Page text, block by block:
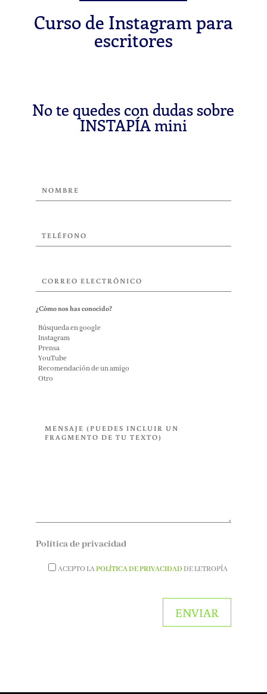
Curso de Instagram para
escritores
No te quedes con dudas sobre
INSTAPÍA mini
¿Cómo nos has conocido?
Política de privacidad
ACEPTO LAPOLÍTICA DE PRIVACIDAD DE LETROPÍA